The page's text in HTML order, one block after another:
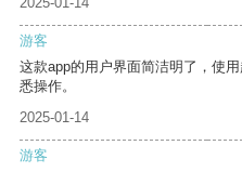
游客
这款app的用户界面简洁明了，使
悉操作。
2025-01-14
游客